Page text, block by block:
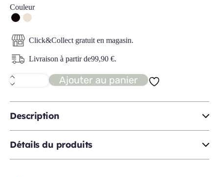
Couleur
Click&Collect gratuit en magasin.
Livraison à partir de99,90 €.
quantité
de
Bahut
Haut
2P
Ajouter au panier
Description
Détails du produits